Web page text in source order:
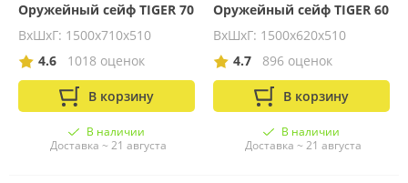
Оружейный сейф TIGER 70
ВхШхГ: 1500х710х510
4.6
1018 оценок
В корзину
В наличии
Доставка ~ 21 августа
Оружейный сейф TIGER 60
ВхШхГ: 1500х620х510
4.7
896 оценок
В корзину
В наличии
Доставка ~ 21 августа